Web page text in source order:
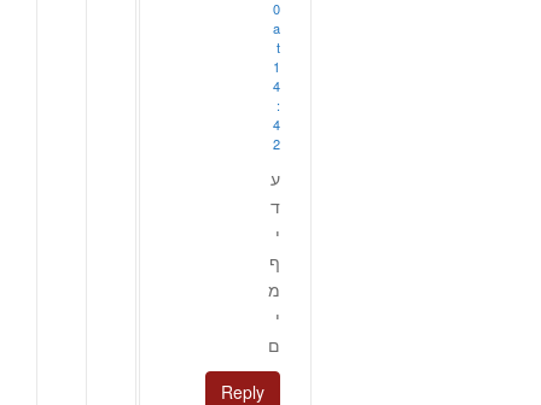
0
a
t
1
4
:
4
2
ע
ד
י
ף
מ
י
ם
Reply